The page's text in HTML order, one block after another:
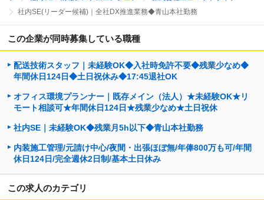
社内SE(リーダー候補)｜全社DX推進業務◆青山本社勤務
この企業が同時募集している職種
配送技術スタッフ｜未経験OK◆入社時免許不要◆残業少なめ◆
年間休日124日◆土日祝休み◆17:45退社OK
オフィス環境プランナー｜既存メイン（法人）★未経験OK★リ
モート相談可★年間休日124日★残業少なめ★土日祝休
社内SE｜未経験OK◆残業月5h以下◆青山本社勤務
内装施工管理/元請け中心/夜間・出張ほぼ無/年俸800万も可/年間
休日124日/完全週休2日制/基本土日休み
この求人のカテゴリ